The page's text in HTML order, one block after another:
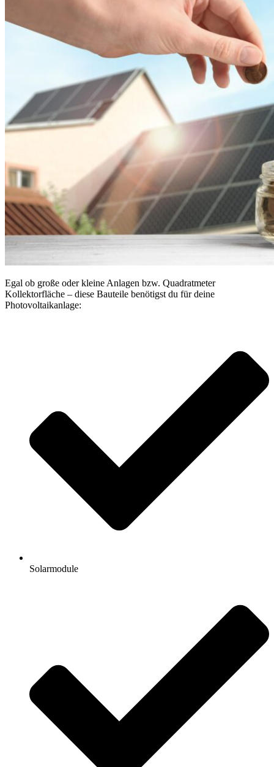
Egal ob große oder kleine Anlagen bzw. Quadratmeter
Kollektorfläche – diese Bauteile benötigst du für deine
Photovoltaikanlage:
Solarmodule